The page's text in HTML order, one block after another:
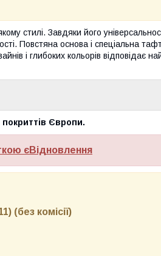
стилі. Завдяки його
Повстяна основа і спеціальна
і глибоких кольорів відповідає
Європи.
єВідновлення
(без комісії)